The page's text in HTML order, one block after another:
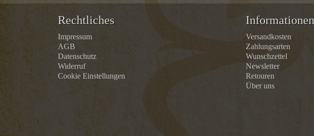
Rechtliches
Impressum
AGB
Datenschutz
Widerruf
Cookie Einstellungen
Informationen
Versandkosten
Zahlungsarten
Wunschzettel
Newsletter
Retouren
Über uns